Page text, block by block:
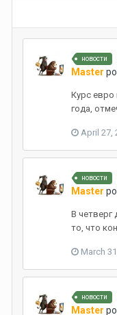
новости
Master
Курс евро
года,
April 27,
новости
Master
В четверг
то, что
March
новости
Master